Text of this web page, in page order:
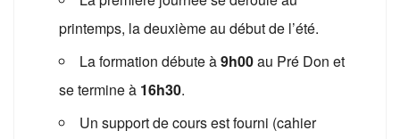
printemps, la deuxième au début de l’été.
La formation débute à9h00au Pré Don et
se termine à 16h30.
Un support de cours est fourni (cahier